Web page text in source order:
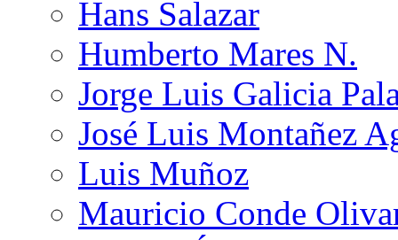
Hans Salazar
Humberto Mares N.
Jorge Luis Galicia
José Luis Montañez
Luis Muñoz
Mauricio Conde